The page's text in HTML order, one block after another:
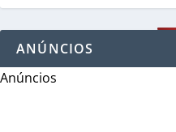
ANÚNCIOS
Anúncios